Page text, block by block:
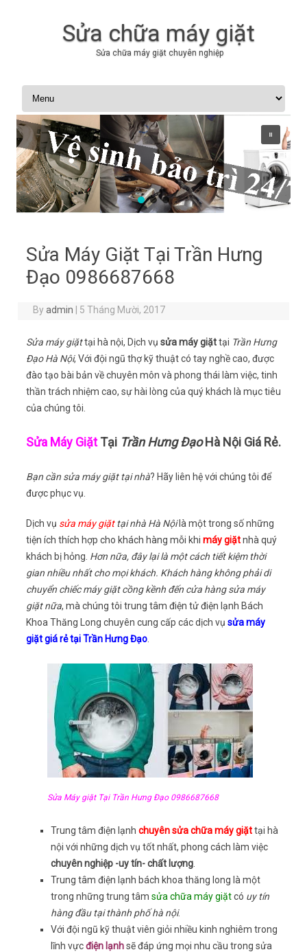
Sửa chữa máy giặt
Sửa chữa máy giặt chuyên nghiệp
Skip to content
Sửa Máy Giặt Tại Trần Hưng
Đạo 0986687668
Byadmin 5 Tháng Mười, 2017
Sửa máy giặttại hà nội, Dịch vụ sửa máy giặttại Trần Hưng
Đạo Hà Nội, Với đội ngũ thợ kỹ thuật có tay nghề cao, được
đào tạo bài bản về chuyên môn và phong thái làm việc, tinh
thần trách nhiệm cao, sự hài lòng của quý khách là mục tiêu
của chúng tôi.
Sửa Máy GiặtTại Trần Hưng ĐạoHà Nội Giá Rẻ.
Bạn cần sửa máy giặt tại nhà? Hãy liên hệ với chúng tôi để
được phục vụ.
Dịch vụ sửa máy giặttại nhà Hà Nộilà một trong số những
tiện ích thích hợp cho khách hàng mỗi khi máy giặtnhà quý
khách bị hỏng. Hơn nữa, đây lại là một cách tiết kiệm thời
gian nhiều nhất cho mọi khách. Khách hàng không phải di
chuyển chiếc máy giặt cồng kềnh đến cửa hàng sửa máy
giặt nữa, mà chúng tôi trung tâm điện tử điện lạnh Bách
Khoa Thăng Long chuyên cung cấp các dịch vụ sửa máy
giặt giá rẻ tại Trần Hưng Đạo
Sửa Máy giặt Tại Trần Hưng Đạo 0986687668
Trung tâm điện lạnh chuyên sửa chữa máy giặttại hà
nội với những dịch vụ tốt nhất, phong cách làm việc
chuyên nghiệp -uy tín- chất lượng
Trung tâm điện lạnh bách khoa thăng long là một
trong những trung tâm sửa chữa máy giặtcó uy tín
hàng đầu tại thành phố hà nội.
Với đội ngũ kỹ thuật viên giỏi nhiều kinh nghiêm trong
lĩnh vựcđiện lạnhsẽ đáp ứng mọi nhu cầu trong sửa